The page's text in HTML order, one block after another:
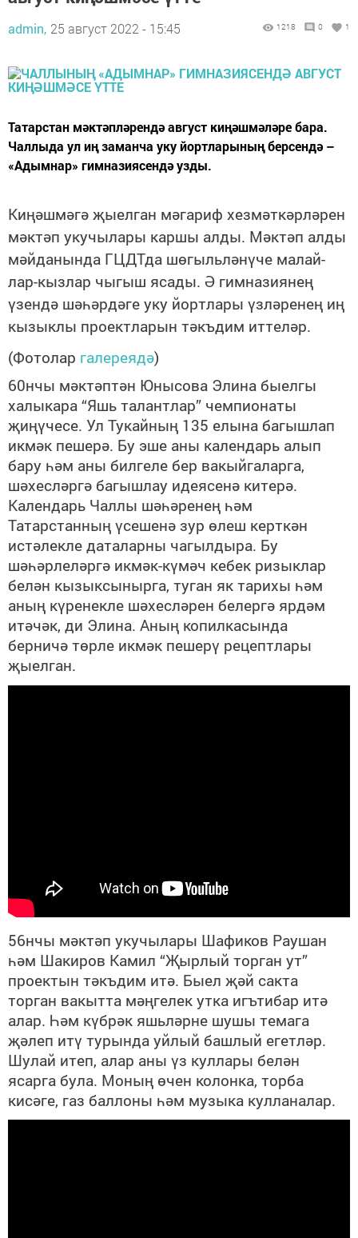
admin, 25 август 2022 - 15:45 1218 0 1
Та­тарс­тан мәк­тәп­лә­рен­дә ав­густ ки­ңәш­мә­лә­ре ба­ра.
Чал­лы­да ул иң за­ман­ча уку йорт­ла­ры­ның бер­сен­дә –
«А­дым­нар» гим­на­зи­я­сен­дә уз­ды.
Ки­ңәш­мә­гә җы­ел­ган мә­га­риф хез­мәт­кәр­лә­рен
мәк­тәп уку­чы­ла­ры кар­шы ал­ды. Мәк­тәп ал­ды
мәй­да­нын­да ГЦДТ­да шө­гыль­лә­нү­че ма­лай­
лар-кыз­лар чы­гыш яса­ды. Ә гим­на­зи­я­нең
үзен­дә шә­һәр­дә­ге уку йорт­ла­ры үз­лә­ре­нең иң
кы­зык­лы про­ект­ла­рын тәкъ­дим ит­те­ләр.
(Фотолар галереядә)
60нчы мәктәптән Юнысова Элина быелгы
халыкара “Яшь талантлар” чемпионаты
җиңүчесе. Ул Тукайның 135 елына багышлап
икмәк пешерә. Бу эше аны календарь алып
бару һәм аны билгеле бер вакыйгаларга,
шәхесләргә багышлау идеясенә китерә.
Календарь Чаллы шәһәренең һәм
Татарстанның үсешенә зур өлеш керткән
истәлекле даталарны чагылдыра. Бу
шәһәрлеләргә икмәк-күмәч кебек ризыклар
белән кызыксынырга, туган як тарихы һәм
аның күренекле шәхесләрен белергә ярдәм
итәчәк, ди Элина. Аның копилкасында
берничә төрле икмәк пешерү рецептлары
җыелган.
56нчы мәктәп укучылары Шафиков Раушан
һәм Шакиров Камил “Җырлый торган ут”
проектын тәкъдим итә. Быел җәй сакта
торган вакытта мәңгелек утка игътибар итә
алар. Һәм күбрәк яшьләрне шушы темага
җәлеп итү турында уйлый башлый егетләр.
Шулай итеп, алар аны үз куллары белән
ясарга була. Моның өчен колонка, торба
кисәге, газ баллоны һәм музыка кулланалар.